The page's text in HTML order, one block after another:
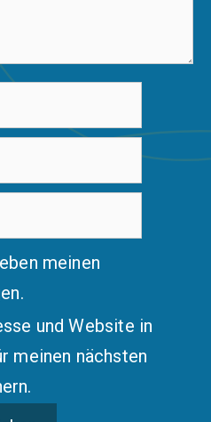
meinen
und Website in
meinen nächsten